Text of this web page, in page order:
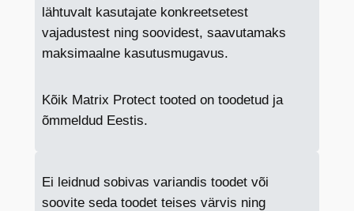
lähtuvalt kasutajate konkreetsetest
vajadustest ning soovidest, saavutamaks
maksimaalne kasutusmugavus.
Kõik Matrix Protect tooted on toodetud ja
õmmeldud Eestis.
Ei leidnud sobivas variandis toodet või
soovite seda toodet teises värvis ning